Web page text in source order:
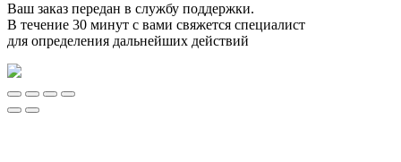
Ваш заказ передан в службу поддержки.
В течение 30 минут с вами свяжется специалист
для определения дальнейших действий